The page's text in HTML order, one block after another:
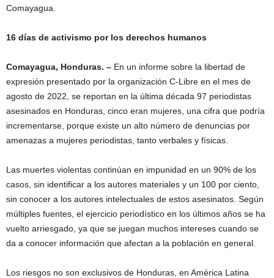
Comayagua.
16 días de activismo por los derechos humanos
Comayagua, Honduras. – En un informe sobre la libertad de
expresión presentado por la organización C-Libre en el mes de
agosto de 2022, se reportan en la última década 97 periodistas
asesinados en Honduras, cinco eran mujeres, una cifra que podría
incrementarse, porque existe un alto número de denuncias por
amenazas a mujeres periodistas, tanto verbales y físicas.
Las muertes violentas continúan en impunidad en un 90% de los
casos, sin identificar a los autores materiales y un 100 por ciento,
sin conocer a los autores intelectuales de estos asesinatos. Según
múltiples fuentes, el ejercicio periodístico en los últimos años se ha
vuelto arriesgado, ya que se juegan muchos intereses cuando se
da a conocer información que afectan a la población en general.
Los riesgos no son exclusivos de Honduras, en América Latina